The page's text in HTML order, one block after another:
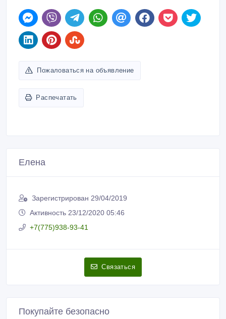
Пожаловаться на объявление
Распечатать
Елена
Зарегистрирован 29/04/2019
Активность 23/12/2020 05:46
+7(775)938-93-41
Связаться
Покупайте безопасно